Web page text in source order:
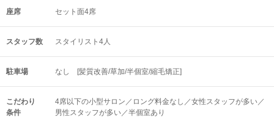
座席 セット面4席
スタッフ数 スタイリスト4人
駐車場 なし [髪質改善/草加/半個室/縮毛矯正]
こだわり
条件
4席以下の小型サロン／ロング料金なし／女性スタッフが多い／
男性スタッフが多い／半個室あり